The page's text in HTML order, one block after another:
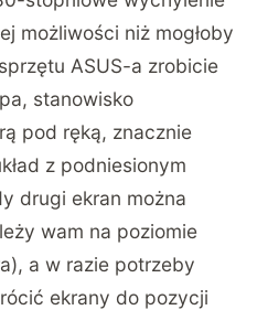
możliwości niż mogłoby
ASUS-a zrobicie
stanowisko
pod ręką, znacznie
z podniesionym
drugi ekran można
wam na poziomie
a w razie potrzeby
ekrany do pozycji